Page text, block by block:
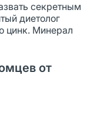
секретным
диетолог
цинк. Минерал
от